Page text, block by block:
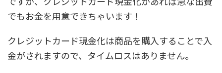
でもお金を用意できちゃいます！
クレジットカード現金化は商品を購入することで入
金がされますので、タイムロスはありません。